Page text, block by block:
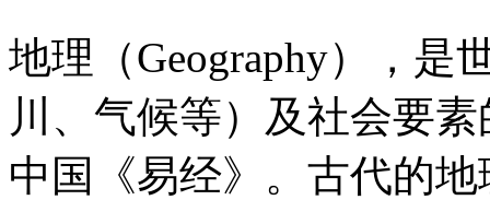
地理（Geography），是
川、气候等）及社会要
中国《易经》。古代的